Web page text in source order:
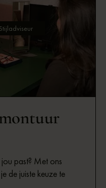
past? Met ons
de juiste keuze te